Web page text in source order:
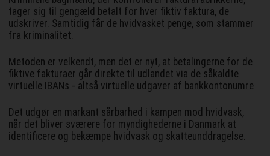
tager sig til gengæld betalt for hver fiktiv faktura, de
udskriver. Samtidig får de hvidvasket penge, som stammer
fra kriminalitet.
Metoden er velkendt, men det er nyt, at betalingerne for de
fiktive fakturaer går direkte til udlandet via de såkaldte
virtuelle IBANs - altså virtuelle udgaver af bankkontonumre
Det udgør en markant sårbarhed i kampen mod hvidvask,
når det bliver sværere for myndighederne i Danmark at
identificere og bekæmpe hvidvask og skatteunddragelse.